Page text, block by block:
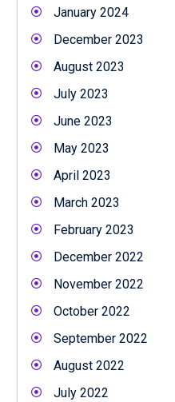
January 2024
December 2023
August 2023
July 2023
June 2023
May 2023
April 2023
March 2023
February 2023
December 2022
November 2022
October 2022
September 2022
August 2022
July 2022